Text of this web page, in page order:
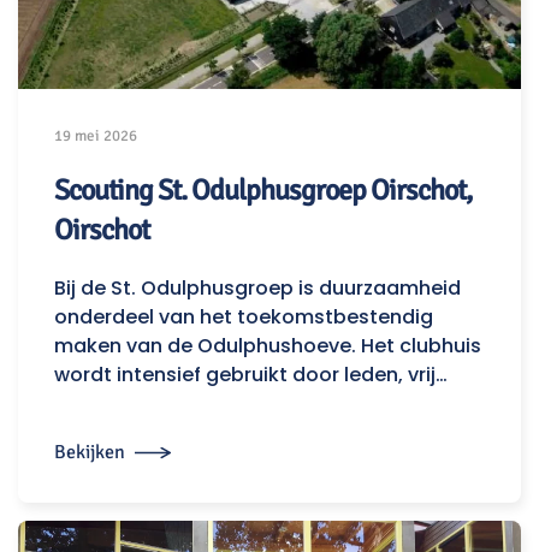
19 mei 2026
Scouting St. Odulphusgroep Oirschot,
Oirschot
Bij de St. Odulphusgroep is duurzaamheid
onderdeel van het toekomstbestendig
maken van de Odulphushoeve. Het clubhuis
wordt intensief gebruikt door leden, vrij…
Bekijken